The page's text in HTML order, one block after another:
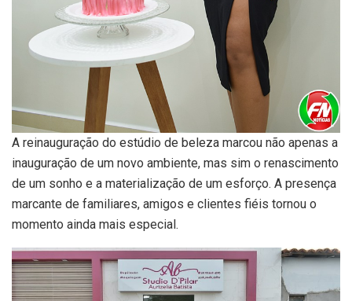
A reinauguração do estúdio de beleza marcou não apenas a
inauguração de um novo ambiente, mas sim o renascimento
de um sonho e a materialização de um esforço. A presença
marcante de familiares, amigos e clientes fiéis tornou o
momento ainda mais especial.